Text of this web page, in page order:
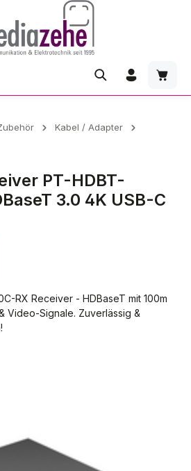
Kabel / Adapter
PT-HDBT-
3.0 4K USB-C
RX Receiver - HDBaseT mit 100m
Video-Signale. Zuverlässig &